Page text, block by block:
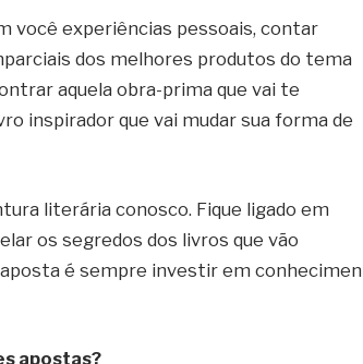
você experiências pessoais, contar
dos melhores produtos do tema
aquela obra-prima que vai te
inspirador que vai mudar sua forma de
literária conosco. Fique ligado em
os segredos dos livros que vão
é sempre investir em
apostas?